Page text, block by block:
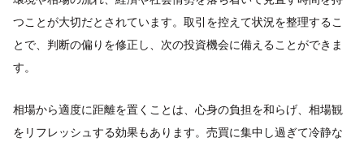
つことが大切だとされています。取引を控えて状況を整理するこ
とで、判断の偏りを修正し、次の投資機会に備えることができま
す。
相場から適度に距離を置くことは、心身の負担を和らげ、相場観
をリフレッシュする効果もあります。売買に集中し過ぎて冷静な